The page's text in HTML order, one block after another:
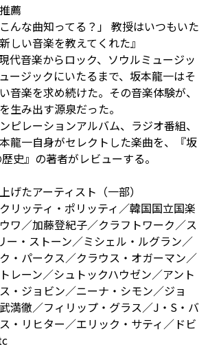
薦
んな曲知ってる？」 教授はいつもいた
しい音楽を教えてくれた』
代音楽からロック、ソウルミュージッ
ージックにいたるまで、坂本龍一はそ
音楽を求め続けた。その音楽体験が、
生み出す源泉だった。
ピレーションアルバム、ラジオ番組、
龍一自身がセレクトした楽曲を、『坂
史』の著者がレビューする。
たアーティスト（一部）
リッティ・ポリッティ／韓国国立国楽
ワ／加藤登紀子／クラフトワーク／ス
ー・ストーン／ミシェル・ルグラン／
・パークス／クラウス・オガーマン／
レーン／シュトックハウゼン／アント
・ジョビン／ニーナ・シモン／ジョ
満徹／フィリップ・グラス／J・S・バ
・リヒター／エリック・サティ／ドビ